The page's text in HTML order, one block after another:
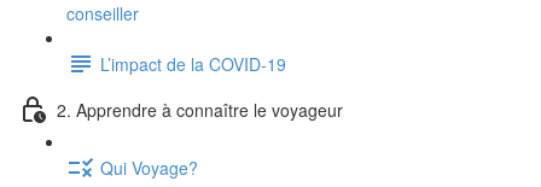
conseiller
L’impact de la COVID-19
2. Apprendre à connaître le voyageur
Qui Voyage?